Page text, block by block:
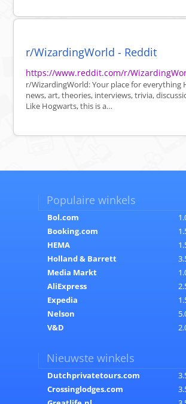
r/WizardingWorld - Reddit
https://www.reddit.com/r/
r/WizardingWorld: Your place for everything
news, art, theories, interviews, trivia,
Like Hogwarts, this is a…
Populaire winkels
Bol.com
Booking.com
HEMA
Holland & Barrett
Media Markt
AliExpress
Expedia
Nelson
V&D
Nieuwste winkels
Dutchprivatetours.com
Crossinglodges.com